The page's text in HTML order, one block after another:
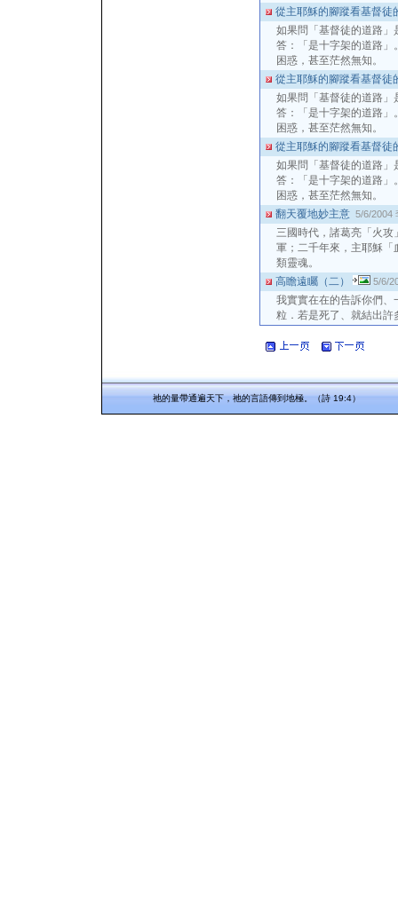
從主耶穌的腳蹤看基督徒
如果問「基督徒的道路」
答：「是十字架的道路」
困惑，甚至茫然無知。
從主耶穌的腳蹤看基督徒
如果問「基督徒的道路」
答：「是十字架的道路」
困惑，甚至茫然無知。
從主耶穌的腳蹤看基督徒
如果問「基督徒的道路」
答：「是十字架的道路」
困惑，甚至茫然無知。
翻天覆地妙主意 5/6/2004
三國時代，諸葛亮「火攻
軍；二千年來，主耶穌「
類靈魂。
高瞻遠矚（二）
5/6/
我實實在在的告訴你們、
粒．若是死了、就結出許
祂的量帶通遍天下，祂的言語傳到地極。（詩 19:4）